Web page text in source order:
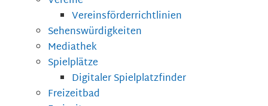
Vereinsförderrichtlinien
Sehenswürdigkeiten
Mediathek
Spielplätze
Digitaler Spielplatzfinder
Freizeitbad